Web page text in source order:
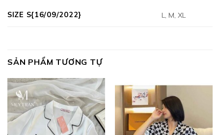
SIZE S{16/09/2022} L, M, XL
SẢN PHẨM TƯƠNG TỰ